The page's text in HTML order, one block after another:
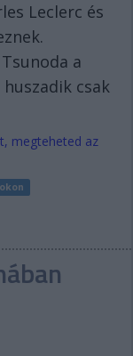
Leclerc és
a
csak
megteheted az